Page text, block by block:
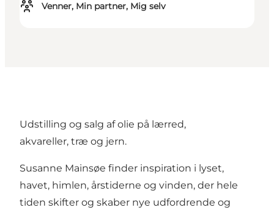
Venner, Min partner, Mig selv
Udstilling og salg af olie på lærred,
akvareller, træ og jern.
Susanne Mainsøe finder inspiration i lyset,
havet, himlen, årstiderne og vinden, der hele
tiden skifter og skaber nye udfordrende og